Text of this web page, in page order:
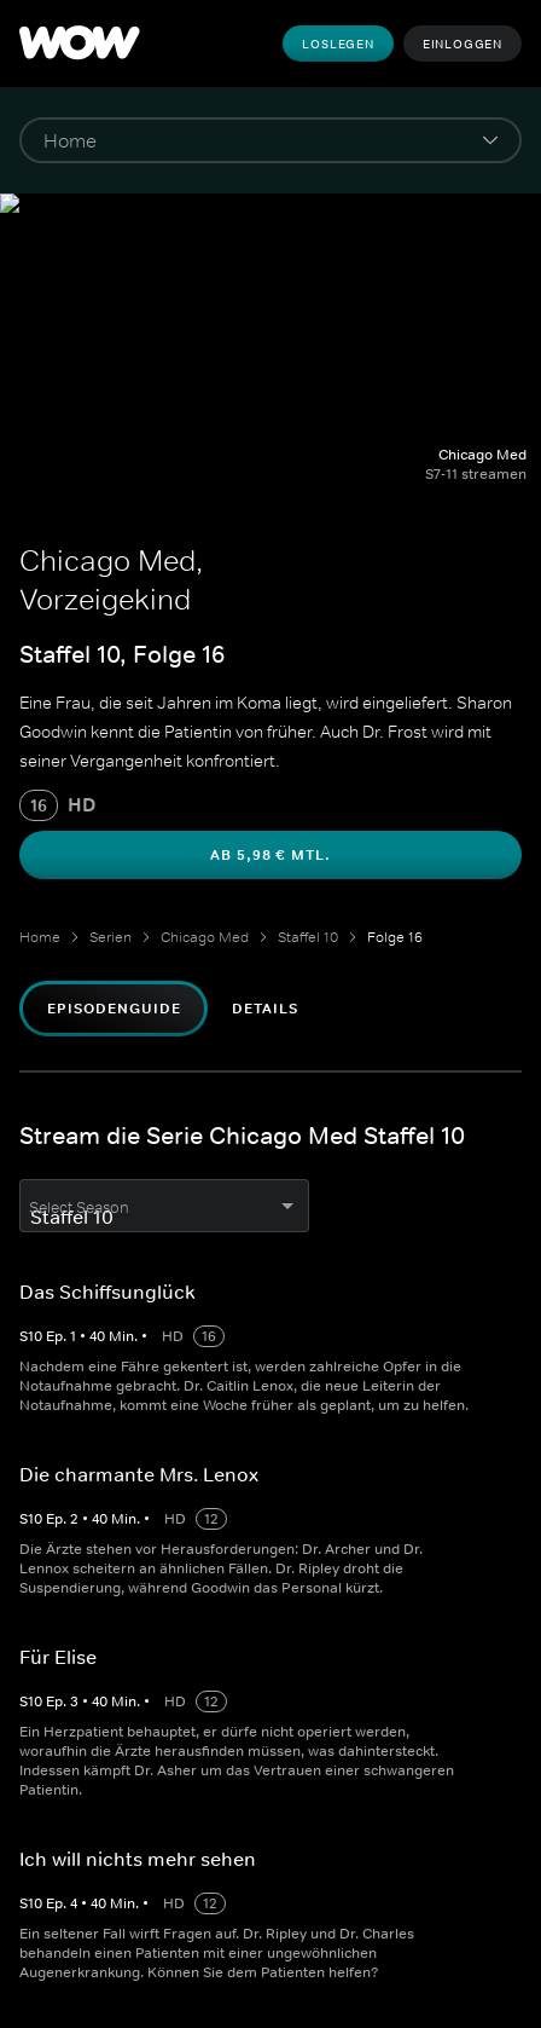
LOSLEGEN EINLOGGEN
Chicago Med
S7-11 streamen
Chicago Med,
Vorzeigekind
Staffel 10, Folge 16
Eine Frau, die seit Jahren im Koma liegt, wird eingeliefert. Sharon
Goodwin kennt die Patientin von früher. Auch Dr. Frost wird mit
seiner Vergangenheit konfrontiert.
16 HD
AB 5,98 € MTL.
Home Serien Chicago Med Staffel 10 Folge 16
EPISODENGUIDE DETAILS
Stream die Serie Chicago Med Staffel 10
Select Season
Das Schiffsunglück
S10 Ep.1 • 40 Min. • HD
16
Nachdem eine Fähre gekentert ist, werden zahlreiche Opfer in die
Notaufnahme gebracht. Dr. Caitlin Lenox, die neue Leiterin der
Notaufnahme, kommt eine Woche früher als geplant, um zu helfen.
Die charmante Mrs. Lenox
S10 Ep.2 • 40 Min. • HD
12
Die Ärzte stehen vor Herausforderungen: Dr. Archer und Dr.
Lennox scheitern an ähnlichen Fällen. Dr. Ripley droht die
Suspendierung, während Goodwin das Personal kürzt.
Für Elise
S10 Ep.3 • 40 Min. • HD
12
Ein Herzpatient behauptet, er dürfe nicht operiert werden,
woraufhin die Ärzte herausfinden müssen, was dahintersteckt.
Indessen kämpft Dr. Asher um das Vertrauen einer schwangeren
Patientin.
Ich will nichts mehr sehen
S10 Ep.4 • 40 Min. • HD
12
Ein seltener Fall wirft Fragen auf. Dr. Ripley und Dr. Charles
behandeln einen Patienten mit einer ungewöhnlichen
Augenerkrankung. Können Sie dem Patienten helfen?